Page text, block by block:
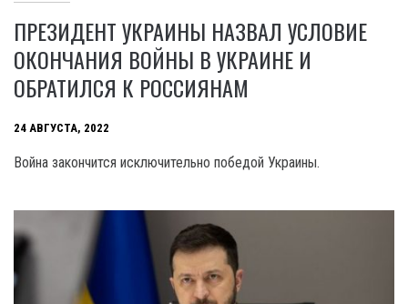
ПРЕЗИДЕНТ УКРАИНЫ НАЗВАЛ УСЛОВИЕ
ОКОНЧАНИЯ ВОЙНЫ В УКРАИНЕ И
ОБРАТИЛСЯ К РОССИЯНАМ
24 АВГУСТА, 2022
Война закончится исключительно победой Украины.